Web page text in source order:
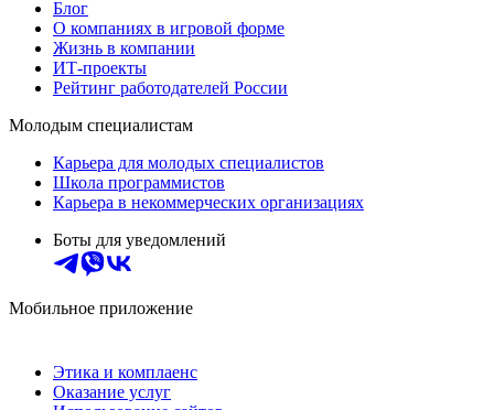
Блог
О компаниях в игровой форме
Жизнь в компании
ИТ-проекты
Рейтинг работодателей России
Молодым специалистам
Карьера для молодых специалистов
Школа программистов
Карьера в некоммерческих организациях
Боты для уведомлений
Мобильное приложение
Этика и комплаенс
Оказание услуг